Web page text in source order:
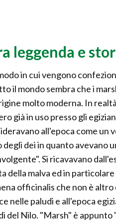
leggenda e
in cui vengono
il mondo sembra che i
molto moderna. In
già in uso presso gli
all'epoca come un
degli dei in quanto avevano
Si ricavavano
della malva ed in
officinalis che non è altro
nelle paludi e all'epoca
del Nilo. "Marsh" è appunto